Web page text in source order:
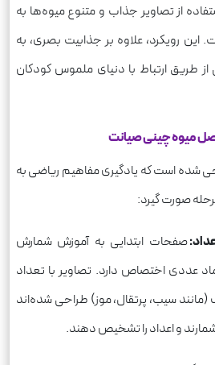
از تصاویر جذاب و متنوع میوه‌ها به
این رویکرد، علاوه بر جذابیت بصری، به
طریق ارتباط با دنیای ملموس کودکان
میوه چینی صیانت
شده است که یادگیری مفاهیم ریاضی به
صورت گیرد:
صفحات ابتدایی به آموزش شمارش
عددی اختصاص دارد. تصاویر با تعداد
(مانند سیب، پرتقال، موز) طراحی شده‌اند
و اعداد را تشخیص دهند.